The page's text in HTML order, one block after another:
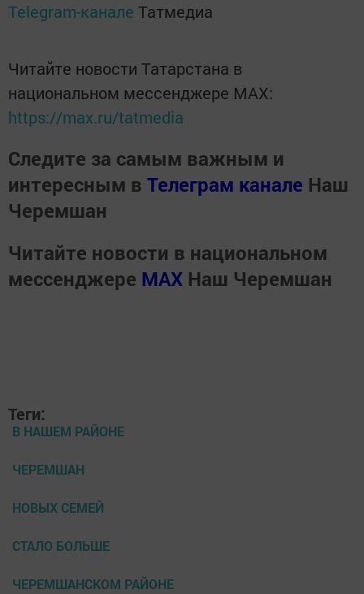
Telegram-канале Татмедиа
Читайте новости Татарстана в
национальном мессенджере MАХ:
https://max.ru/tatmedia
Следите за самым важным и
интересным в Телеграм канале Наш
Черемшан
Читайте новости в национальном
мессенджере MАХ Наш Черемшан
Теги:
В НАШЕМ РАЙОНЕ
ЧЕРЕМШАН
НОВЫХ СЕМЕЙ
СТАЛО БОЛЬШЕ
ЧЕРЕМШАНСКОМ РАЙОНЕ